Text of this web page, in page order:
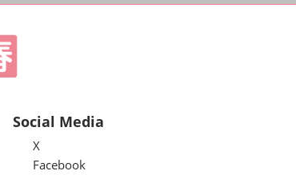
Social Media
X
Facebook